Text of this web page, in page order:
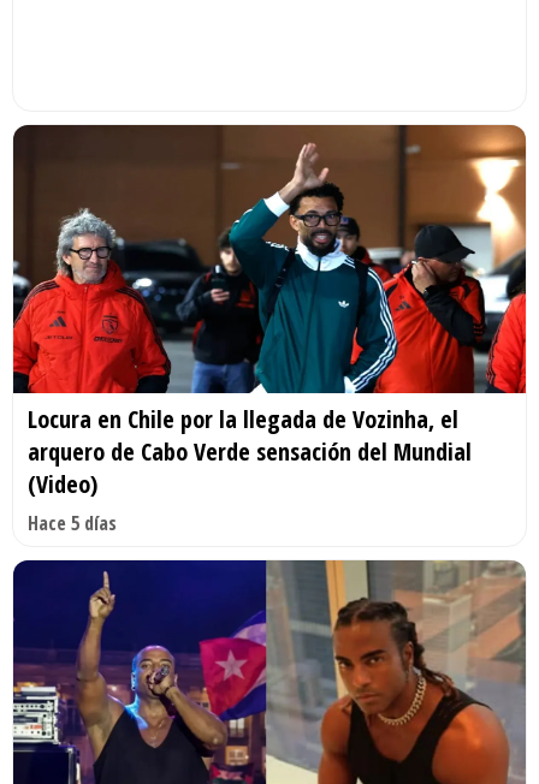
Locura en Chile por la llegada de Vozinha, el
arquero de Cabo Verde sensación del Mundial
(Video)
Hace 5 días